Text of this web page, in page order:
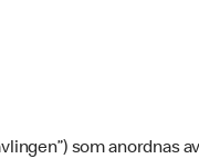
som anordnas